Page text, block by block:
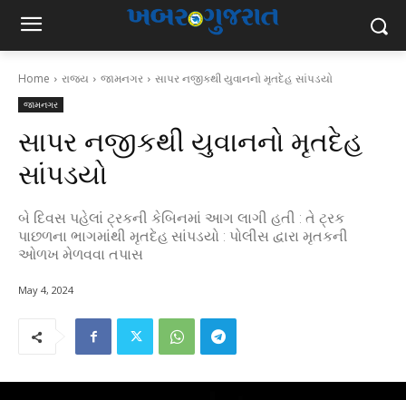
Home રાજ્ય જામનગર સાપર નજીકથી યુવાનનો મૃતદેહ સાંપડયો
જામનગર
સાપર નજીકથી યુવાનનો મૃતદેહ
સાંપડયો
બે દિવસ પહેલાં ટ્રકની કેબિનમાં આગ લાગી હતી : તે ટ્રક
પાછળના ભાગમાંથી મૃતદેહ સાંપડયો : પોલીસ દ્વારા મૃતકની
ઓળખ મેળવવા તપાસ
May 4, 2024